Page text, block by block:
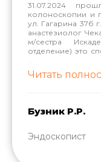
31.07.2024
колоноскопии и
ул. Гагарина 37б
анастезиолог
м/сестра
отделение) это
Читать
Бузник Р.Р.
Эндоскопист